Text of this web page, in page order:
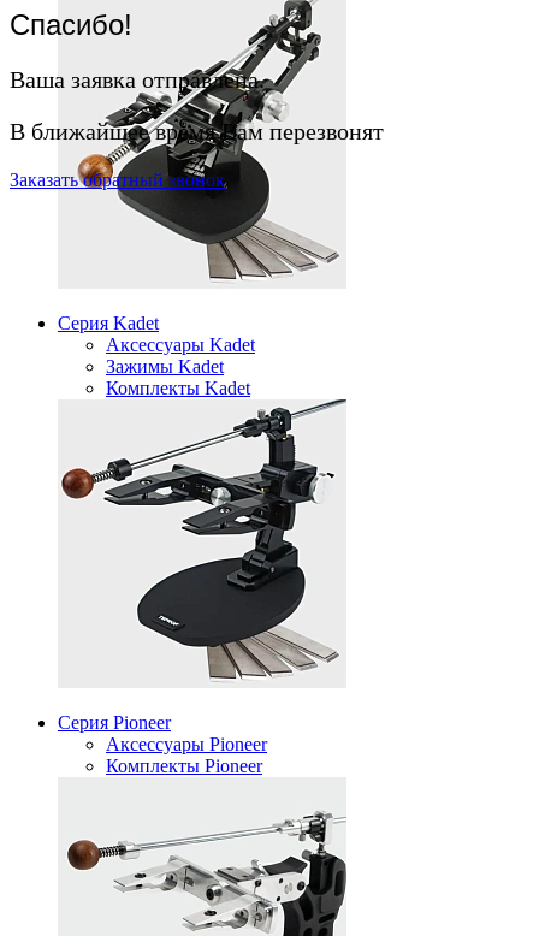
Спасибо!
Ваша заявка отправлена.
В ближайшее время Вам перезвонят
Заказатьобратный звонок
Серия Kadet
Аксессуары Kadet
Зажимы Kadet
Комплекты Kadet
Серия Pioneer
Аксессуары Pioneer
Комплекты Pioneer